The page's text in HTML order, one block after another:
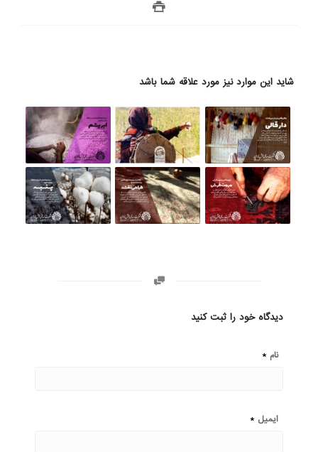
شاید این موارد نیز مورد علاقه شما باشد
دیدگاه خود را ثبت کنید
نام *
ایمیل *